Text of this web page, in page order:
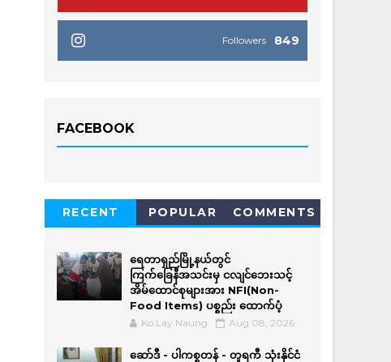
849
Followers
FACEBOOK
RECENT POPULAR COMMENTS
ရေတာရှည်မြို့နယ်တွင်
ကြက်ခြေနီအသင်းမှ ငလျင်ဘေးသင့်
အိမ်‌ထောင်စုများအား NFI(Non-
Food Items) ပစ္စည်း ထောက်ပံ့
Ko Lay Naung Aug 08, 2026
ဆော်ဒီ - ပါကစ္စတန် - တူရကီ သုံးနိုင်ငံ